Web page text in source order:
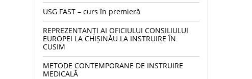
USG FAST – curs în premieră
REPREZENTANȚI AI OFICIULUI CONSILIULUI
EUROPEI LA CHIȘINĂU LA INSTRUIRE ÎN
CUSIM
METODE CONTEMPORANE DE INSTRUIRE
MEDICALĂ